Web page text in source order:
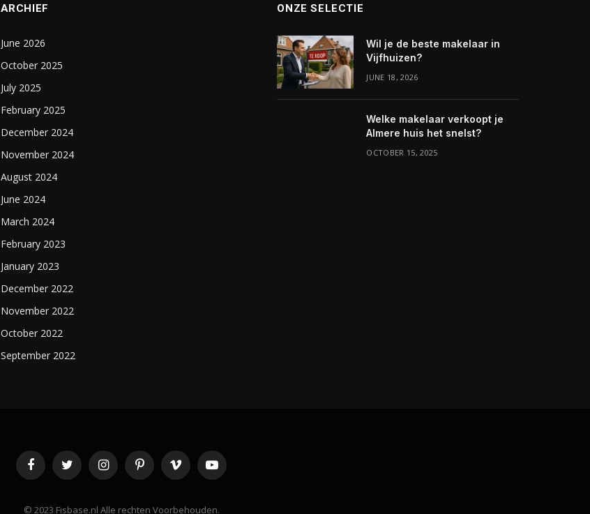
ARCHIEF
June 2026
October 2025
July 2025
February 2025
December 2024
November 2024
August 2024
June 2024
March 2024
February 2023
January 2023
December 2022
November 2022
October 2022
September 2022
ONZE SELECTIE
Wil je de beste makelaar in
Vijfhuizen?
JUNE 18, 2026
Welke makelaar verkoopt je
Almere huis het snelst?
OCTOBER 15, 2025
FacebookTwitter InstagramPinterestVimeo YouTube
©️ 2023 Fisbase.nl Alle rechten Voorbehouden.